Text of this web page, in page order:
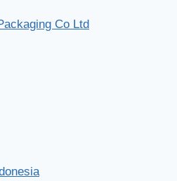
Co Ltd